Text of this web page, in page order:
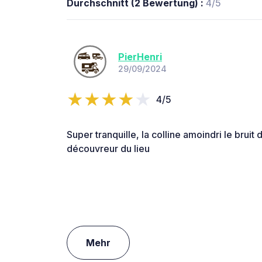
Durchschnitt (2 Bewertung) : 4/5
PierHenri
29/09/2024
4/5
Super tranquille, la colline amoindri le bruit
découvreur du lieu
Mehr